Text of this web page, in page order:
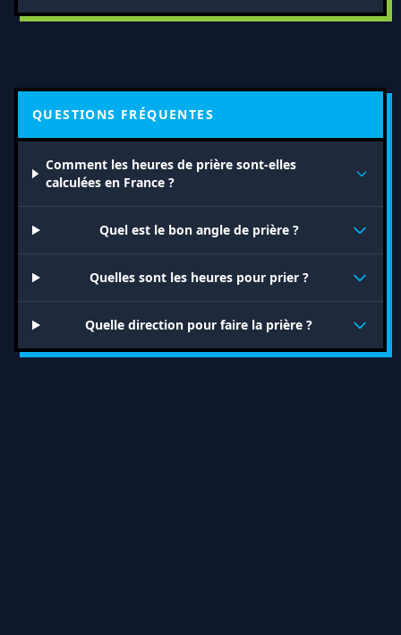
QUESTIONS FRÉQUENTES
Comment les heures de prière sont-elles
calculées en France ?
Quel est le bon angle de prière ?
Quelles sont les heures pour prier ?
Quelle direction pour faire la prière ?